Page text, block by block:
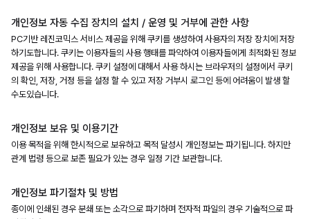
개인정보 자동 수집 장치의 설치 / 운영 및 거부에 관한 사항
PC기반 레진코믹스 서비스 제공을 위해 쿠키를 생성하여 사용자의 저장 장치에 저장
하기도합니다. 쿠키는 이용자들의 사용 행태를 파악하여 이용자들에게 최적화된 정보
제공을 위해 사용합니다. 쿠키 설정에 대해서 사용 하시는 브라우저의 설정에서 쿠키
의 확인, 저장, 거정 등을 설정 할 수 있고 저장 거부시 로그인 등에 어려움이 발생 할
수도있습니다.
개인정보 보유 및 이용기간
이용 목적을 위해 한시적으로 보유하고 목적 달성시 개인정보는 파기됩니다. 하지만
관계 법령 등으로 보존 필요가 있는 경우 일정 기간 보관합니다.
개인정보 파기절차 및 방법
종이에 인쇄된 경우 분쇄 또는 소각으로 파기하며 전자적 파일의 경우 기술적으로 파